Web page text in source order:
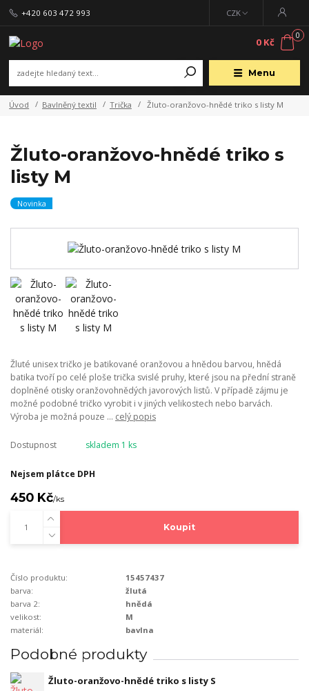
Menu
CZK
+420 603 472 993
0
0 Kč
Úvod Bavlněný textil Trička Žluto-oranžovo-hnědé triko s listy M
Žluto-oranžovo-hnědé triko s
listy M
Novinka
Žluté unisex tričko je batikované oranžovou a hnědou barvou, hnědá
batika tvoří po celé ploše trička svislé pruhy, které jsou na přední straně
doplněné otisky oranžovohnědých javorových listů. V případě zájmu je
možné podobné tričko vyrobit i v jiných velikostech nebo barvách.
Výroba je možná pouze ... celý popis
Dostupnost skladem 1 ks
Nejsem plátce DPH
450 Kč/ks
Koupit
Číslo produktu:
15457437
barva:
žlutá
barva 2:
hnědá
velikost:
M
materiál:
bavlna
Podobné produkty
Žluto-oranžovo-hnědé triko s listy S